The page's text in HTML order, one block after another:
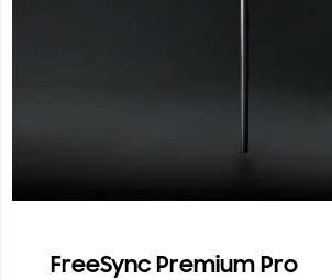
FreeSync Premium Pro